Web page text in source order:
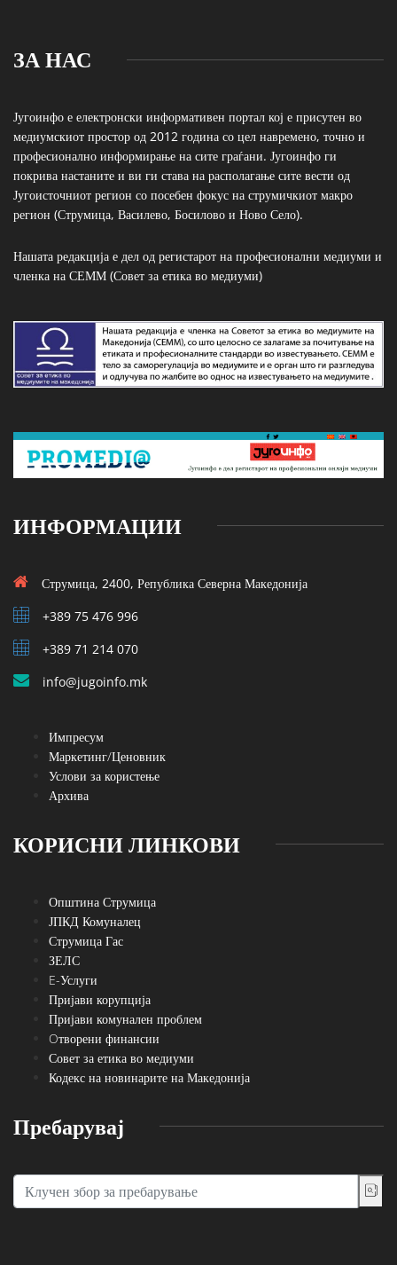
ЗА НАС
Југоинфо е електронски информативен портал кој е присутен во
медиумскиот простор од 2012 година со цел навремено, точно и
професионално информирање на сите граѓани. Југоинфо ги
покрива настаните и ви ги става на располагање сите вести од
Југоисточниот регион со посебен фокус на струмичкиот макро
регион (Струмица, Василево, Босилово и Ново Село).
Нашата редакција е дел од регистарот на професионални медиуми и
членка на СЕММ (Совет за етика во медиуми)
ИНФОРМАЦИИ
Струмица, 2400, Република Северна Македонија
+389 75 476 996
+389 71 214 070
info@jugoinfo.mk
Импресум
Маркетинг/Ценовник
Услови за користење
Архива
КОРИСНИ ЛИНКОВИ
Општина Струмица
ЈПКД Комуналец
Струмица Гас
ЗЕЛС
E-Услуги
Пријави корупција
Пријави комунален проблем
Oтворени финансии
Совет за етика во медиуми
Кодекс на новинарите на Македонија
Пребарувај